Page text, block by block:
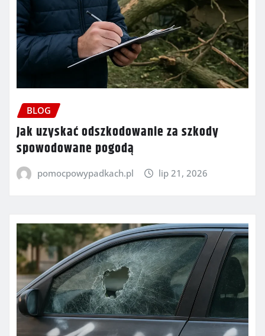
BLOG
Jak uzyskać odszkodowanie za szkody
spowodowane pogodą
pomocpowypadkach.pl lip 21, 2026